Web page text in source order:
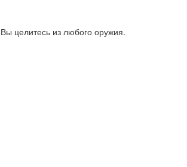
целитесь из любого оружия.